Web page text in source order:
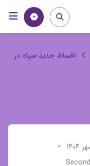
خانه
اقساط جدید سپاه در